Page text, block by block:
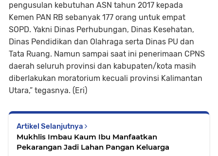
pengusulan kebutuhan ASN tahun 2017 kepada
Kemen PAN RB sebanyak 177 orang untuk empat
SOPD. Yakni Dinas Perhubungan, Dinas Kesehatan,
Dinas Pendidikan dan Olahraga serta Dinas PU dan
Tata Ruang. Namun sampai saat ini penerimaan CPNS
daerah seluruh provinsi dan kabupaten/kota masih
diberlakukan moratorium kecuali provinsi Kalimantan
Utara,” tegasnya. (Eri)
Artikel Selanjutnya
Mukhlis Imbau Kaum Ibu Manfaatkan
Pekarangan Jadi Lahan Pangan Keluarga